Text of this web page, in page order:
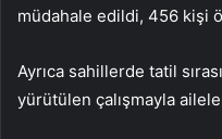
müdahale edildi, 456 kişi
Ayrıca sahillerde tatil
yürütülen çalışmayla